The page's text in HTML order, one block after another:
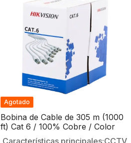
Agotado
Bobina de Cable de 305 m (1000
ft) Cat 6 / 100% Cobre / Color
Blanco / Uso en Interior / PVC